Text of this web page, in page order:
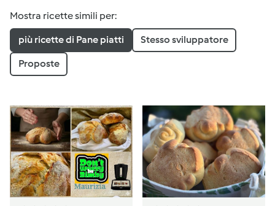
Mostra ricette simili per:
più ricette di Pane piatti Stesso sviluppatore
Proposte